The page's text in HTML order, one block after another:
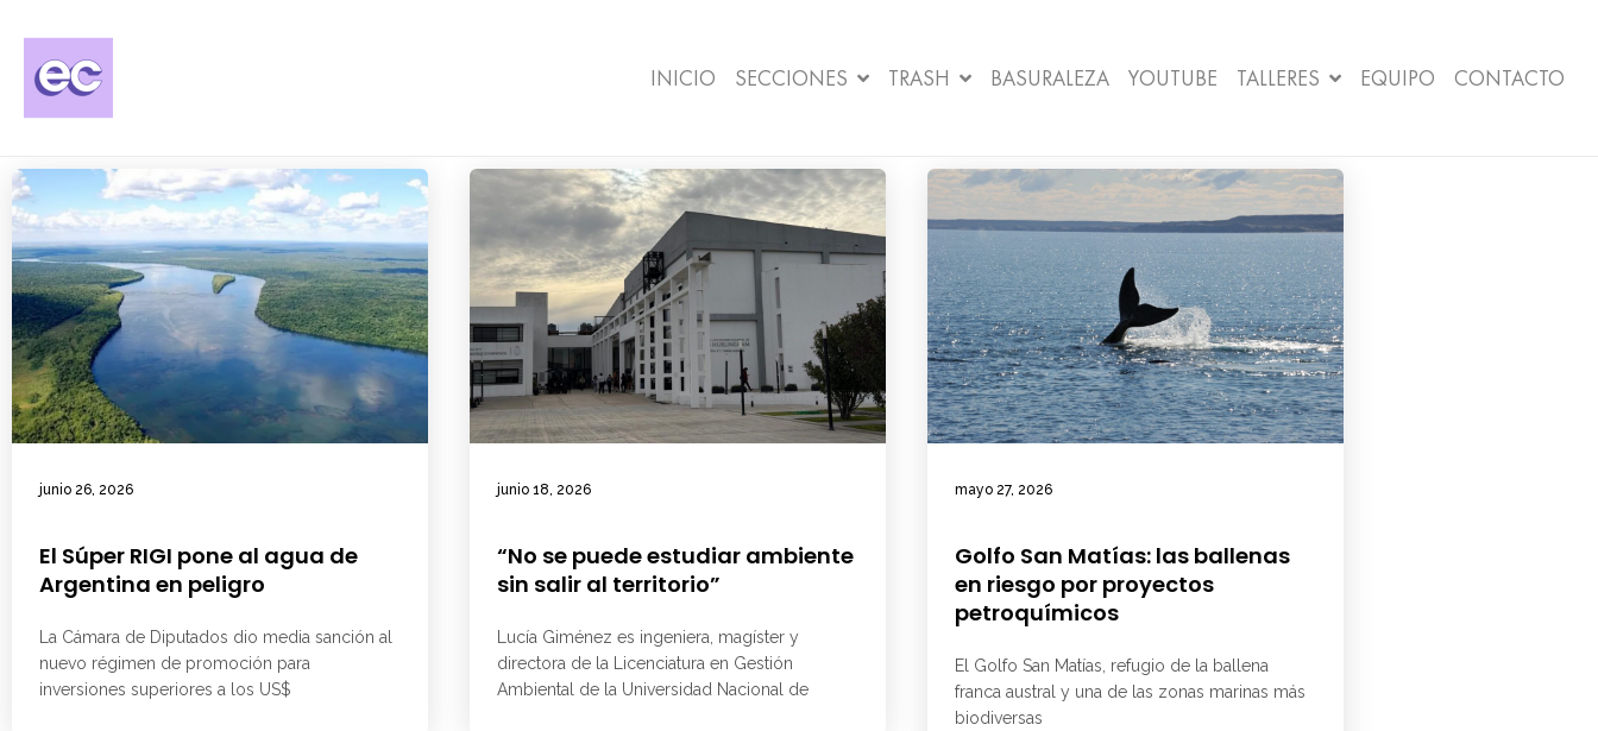
INICIO SECCIONES TRASH BASURALEZA YOUTUBE TALLERES EQUIPO CONTACTO
junio 26, 2026
El Súper RIGI pone al agua de
Argentina en peligro
La Cámara de Diputados dio media sanción al
nuevo régimen de promoción para
inversiones superiores a los US$
junio 18, 2026
“No se puede estudiar ambiente
sin salir al territorio”
Lucía Giménez es ingeniera, magíster y
directora de la Licenciatura en Gestión
Ambiental de la Universidad Nacional de
mayo 27, 2026
Golfo San Matías: las ballenas
en riesgo por proyectos
petroquímicos
El Golfo San Matías, refugio de la ballena
franca austral y una de las zonas marinas más
biodiversas